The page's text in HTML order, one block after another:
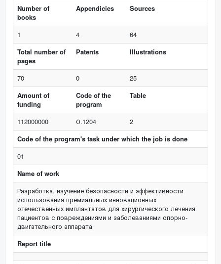
Number of
books
Appendicies Sources
1 4
64
Total number of
pages
Patents Illustrations
70 0
25
Amount of
funding
Code of the
program
Table
112000000 О.1204
2
Code of the program's task under which the job is done
01
Name of work
Разработка, изучение безопасности и эффективности
использования премиальных инновационных
отечественных имплантатов для хирургического лечения
пациентов с повреждениями и заболеваниями опорно-
двигательного аппарата
Report title